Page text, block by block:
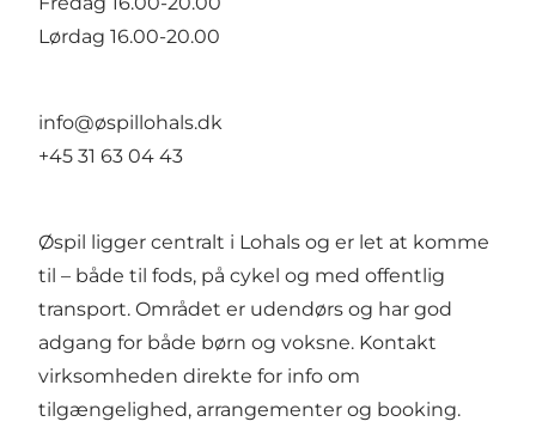
Lørdag 16.00-20.00
info@øspillohals.dk
+45 31 63 04 43
Øspil ligger centralt i Lohals og er let at komme
til – både til fods, på cykel og med offentlig
transport. Området er udendørs og har god
adgang for både børn og voksne. Kontakt
virksomheden direkte for info om
tilgængelighed, arrangementer og booking.